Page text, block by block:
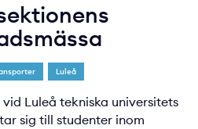
Luleå
Luleå tekniska universitets
sig till studenter inom